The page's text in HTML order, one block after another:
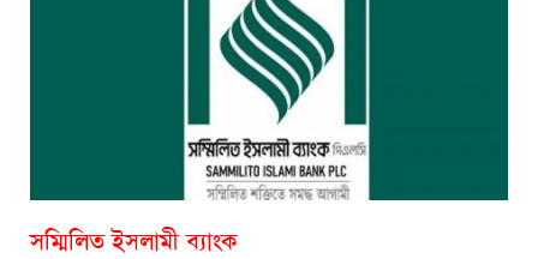
সম্মিলিত ইসলামী ব্যাংক